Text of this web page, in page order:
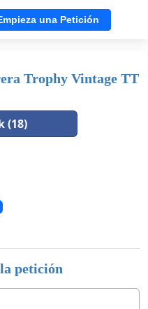
una Petición
Trophy Vintage TT
(18)
petición